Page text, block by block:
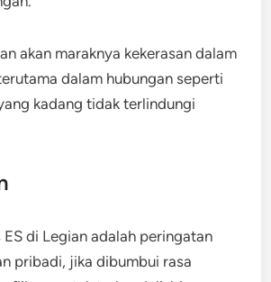
akan maraknya kekerasan dalam
dalam hubungan seperti
kadang tidak terlindungi
di Legian adalah peringatan
pribadi, jika dibumbui rasa